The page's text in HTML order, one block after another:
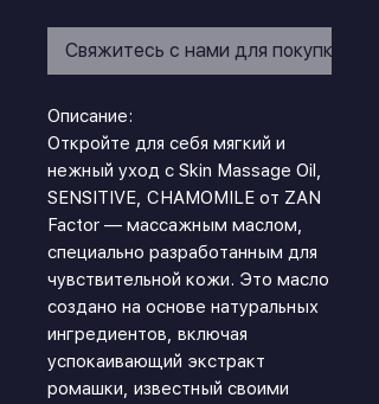
Свяжитесь с нами для покупки
Описание:
Откройте для себя мягкий и
нежный уход с Skin Massage Oil,
SENSITIVE, CHAMOMILE от ZAN
Factor — массажным маслом,
специально разработанным для
чувствительной кожи. Это масло
создано на основе натуральных
ингредиентов, включая
успокаивающий экстракт
ромашки, известный своими